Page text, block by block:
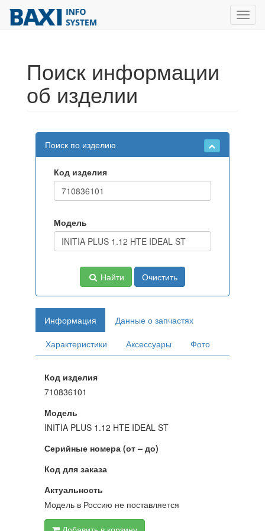
Поиск информации
об изделии
Поиск по изделию
Код изделия
Модель
Найти Очистить
Информация
Данные о запчастях
Характеристики
Аксессуары Фото
Код изделия
710836101
Модель
INITIA PLUS 1.12 HTE IDEAL ST
Серийные номера (от – до)
Код для заказа
Актуальность
Модель в Россию не поставляется